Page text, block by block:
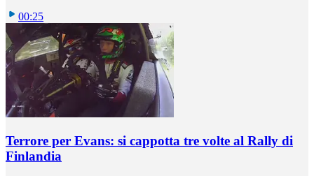
00:25
Terrore per Evans: si cappotta tre volte al Rally di
Finlandia